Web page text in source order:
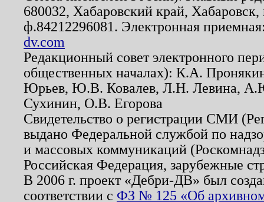
680032, Хабаровский край,
ф.84212296081. Электронная
dv.com
Редакционный совет электронного
общественных началах): К.А.
Юрьев, Ю.В. Ковалев, Л.Н. Левина,
Сухинин, О.В. Егорова
Свидетельство о регистрации СМИ
выдано Федеральной службой по
и массовых коммуникаций
Российская Федерация, зарубежные
В 2006 г. проект «Дебри-ДВ» был
соответствии с ФЗ № 125 «Об